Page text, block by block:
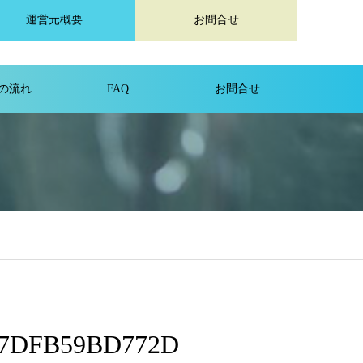
運営元概要 お問合せ
流れ FAQ お問合せ